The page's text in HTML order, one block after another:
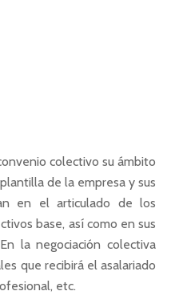
colectivo su ámbito
de la empresa y sus
en el articulado de los
base, así como en sus
la negociación colectiva
que recibirá el asalariado
etc.